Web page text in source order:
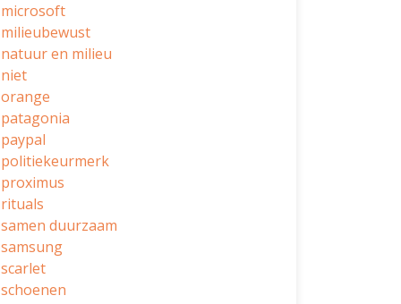
microsoft
milieubewust
natuur en milieu
niet
orange
patagonia
paypal
politiekeurmerk
proximus
rituals
samen duurzaam
samsung
scarlet
schoenen